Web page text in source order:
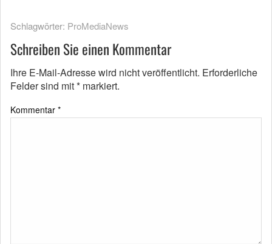
Schlagwörter: ProMediaNews
Schreiben Sie einen Kommentar
Ihre E-Mail-Adresse wird nicht veröffentlicht. Erforderliche
Felder sind mit* markiert.
Kommentar *